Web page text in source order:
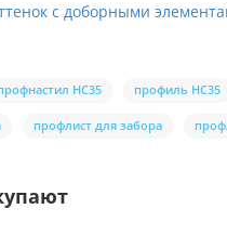
с доборными
НС35 профиль НС35
профлист для забора